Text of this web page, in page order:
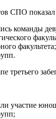
СПО
команды
факультета;
третьего
участие